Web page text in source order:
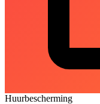
Huurbescherming